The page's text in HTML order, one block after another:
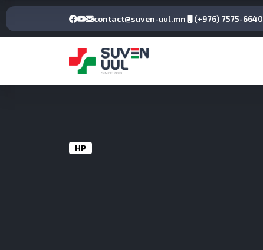
contact@suven-uul.mn (+976) 7575-6640
НҮҮР